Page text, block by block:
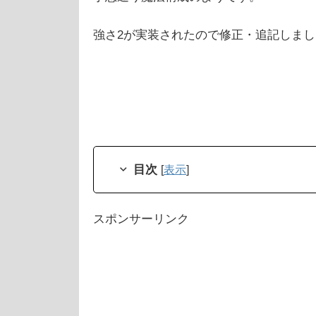
強さ2が実装されたので修正・追記しま
目次 [表示]
スポンサーリンク